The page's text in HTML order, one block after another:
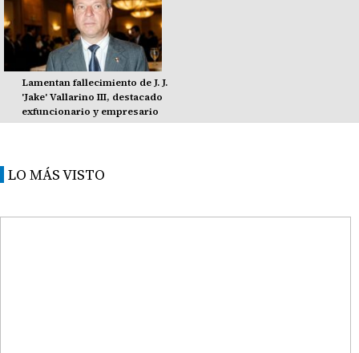
Lamentan fallecimiento de J. J.
'Jake' Vallarino III, destacado
exfuncionario y empresario
LO MÁS VISTO